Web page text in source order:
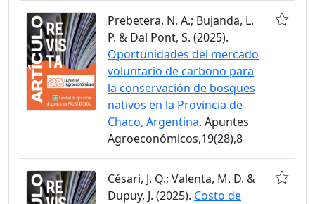
Prebetera, N. A.; Bujanda, L.
P. & Dal Pont, S. (2025).
Oportunidades del mercado
voluntario de carbono para
la conservación de bosques
nativos en la Provincia de
Chaco, Argentina. Apuntes
Agroeconómicos,19(28),8
Césari, J. Q.; Valenta, M. D. &
Dupuy, J. (2025). Costo de